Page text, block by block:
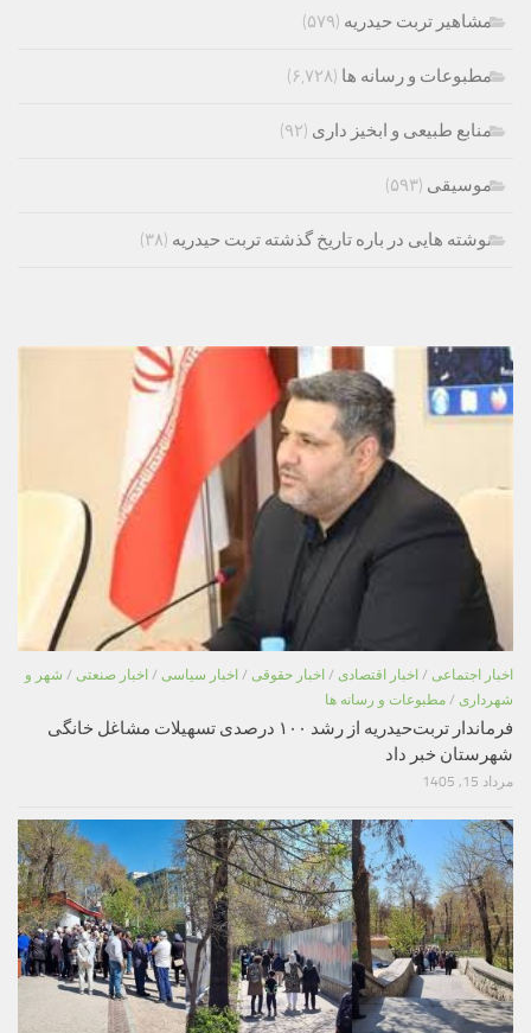
مشاهیر تربت حیدریه (۵۷۹)
مطبوعات و رسانه ها (۶,۷۲۸)
منابع طبیعی و ابخیز داری (۹۲)
موسیقی (۵۹۳)
نوشته هایی در باره تاریخ گذشته تربت حیدریه (۳۸)
اخبار اجتماعی / اخبار اقتصادی / اخبار حقوقی / اخبار سیاسی / اخبار صنعتی / شهر و
شهرداری / مطبوعات و رسانه ها
فرماندار تربت‌حیدریه از رشد ۱۰۰ درصدی تسهیلات مشاغل خانگی
شهرستان خبر داد
مرداد 15, 1405